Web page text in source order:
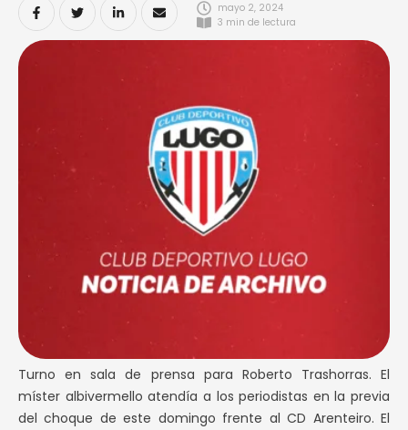
mayo 2, 2024
3 min de lectura
Turno en sala de prensa para Roberto Trashorras. El
míster albivermello atendía a los periodistas en la previa
del choque de este domingo frente al CD Arenteiro. El